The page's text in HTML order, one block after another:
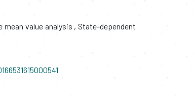
mean value analysis , State-dependent